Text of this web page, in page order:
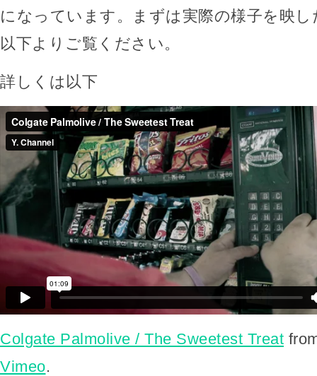
になっています。まずは実際の様子を映
以下よりご覧ください。
詳しくは以下
Colgate Palmolive / The Sweetest Treat
Vimeo.